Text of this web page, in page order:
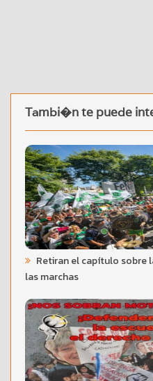
Tambi�n te puede
Retiran el capítulo sobre
las marchas